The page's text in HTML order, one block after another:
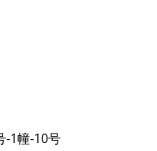
-1幢-10号